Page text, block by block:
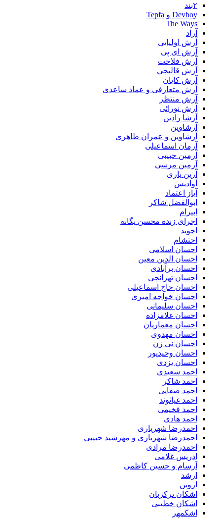
۲بند
Devboy و Tepfa
The Ways
آراد
آرش اولیایی
آرش ای پی
آرش فلاحت
آرش قالیچی
آرش کایان
آرش متعارفی و عماد ساعدی
آرش منتظر
آرش نورائی
آرشا رادین
آرشاوین
آرشاوین و عمران طاهری
آرمان اسماعیلی
آرمین حبیبی
آرمین مرسی
آرین یاری
آوادیس
آیاز اعتماد
ابوالفضل شاکر
ابیرام
اجرای زنده محسن یگانه
اجوید
احتشام
احسان اسلامی
احسان الدین معین
احسان برآبادی
احسان تهرانچی
احسان حاج اسماعیلی
احسان خواجه امیری
احسان سلیمانی
احسان غلامزاده
احسان معماریان
احسان مهدوی
احسان نی زن
احسان وحیدپور
احسان یزدی
احمد سعیدی
احمد شاکر
احمد صفایی
احمد غیاثوند
احمد فخیمی
احمد هادی
احمدرضا شهریاری
احمدرضا شهریاری و مهرشید حبیبی
احمدرضا مرادی
ادریس غلامی
اَرسام و حسین کاظمی
ارشد
اروین
اشکان ترکزبان
اشکان خطیبی
اشکمهر